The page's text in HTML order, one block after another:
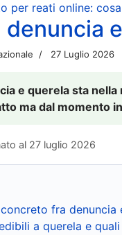
per reati online:
27 Luglio 2026
e querela sta
ma dal momento
al 27 luglio 2026
fra denuncia
a querela e